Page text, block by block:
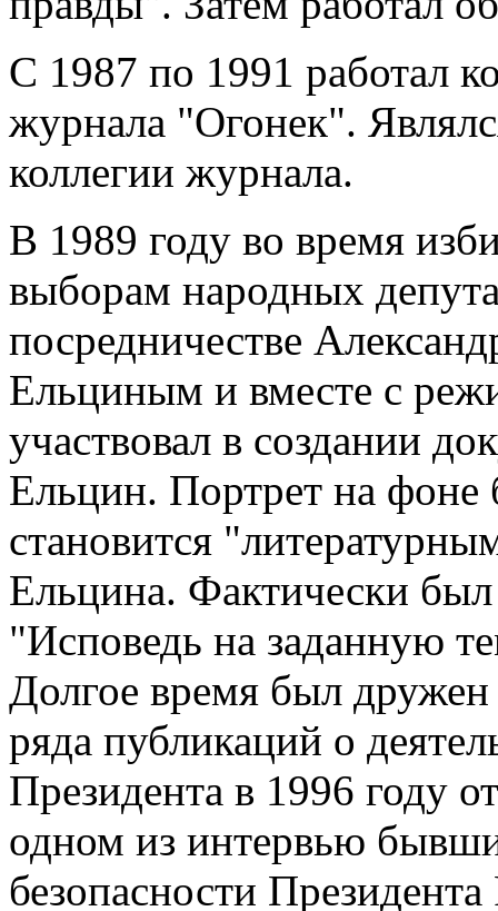
С 1987 по 1991 работал
журнала "Огонек".
коллегии журнала.
В 1989 году во время
выборам народных
посредничестве
Ельциным и вместе с
участвовал в создании
Ельцин. Портрет на
становится
Ельцина. Фактически
"Исповедь на заданную
Долгое время был
ряда публикаций о
Президента в 1996 году
одном из интервью
безопасности